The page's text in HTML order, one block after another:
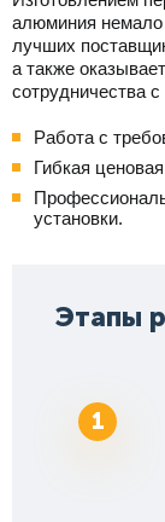
алюминия немало
лучших
а также
сотрудничества
Работа с
Гибкая
установки.
Этапы
1